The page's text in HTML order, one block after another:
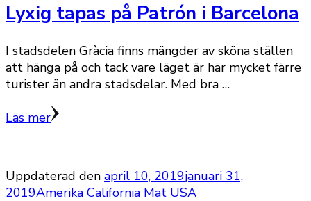
Lyxig tapas på Patrón i Barcelona
I stadsdelen Gràcia finns mängder av sköna ställen
att hänga på och tack vare läget är här mycket färre
turister än andra stadsdelar. Med bra …
Läs mer
Uppdaterad den april 10, 2019januari 31,
2019Amerika California Mat USA